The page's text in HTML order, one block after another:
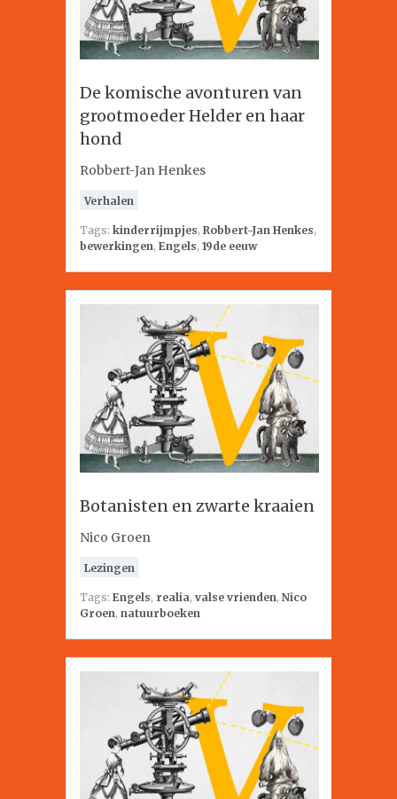
De komische avonturen van
grootmoeder Helder en haar
hond
Robbert-Jan Henkes
Verhalen
Tags: kinderrijmpjes, Robbert-Jan Henkes,
bewerkingen, Engels, 19de eeuw
Botanisten en zwarte kraaien
Nico Groen
Lezingen
Tags: Engels, realia, valse vrienden, Nico
Groen, natuurboeken